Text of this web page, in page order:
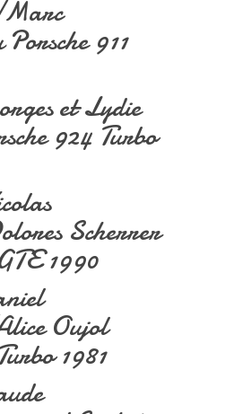
Porsche 911
et Lydie
924 Turbo
Scherrer
1990
Oujol
1981